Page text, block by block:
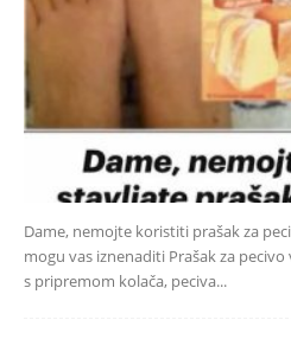
Dame, nemojte koristiti prašak za
mogu vas iznenaditi Prašak za
s pripremom kolača, peciva...